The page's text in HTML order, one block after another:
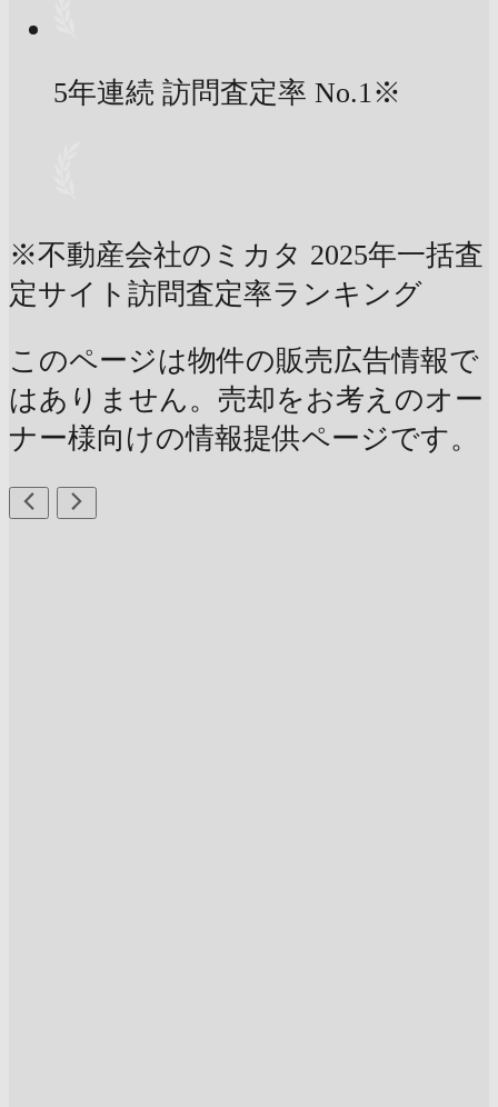
5年連続 訪問査定率 No.1※
※不動産会社のミカタ 2025年一括査
定サイト訪問査定率ランキング
このページは物件の販売広告情報で
はありません。売却をお考えのオー
ナー様向けの情報提供ページです。